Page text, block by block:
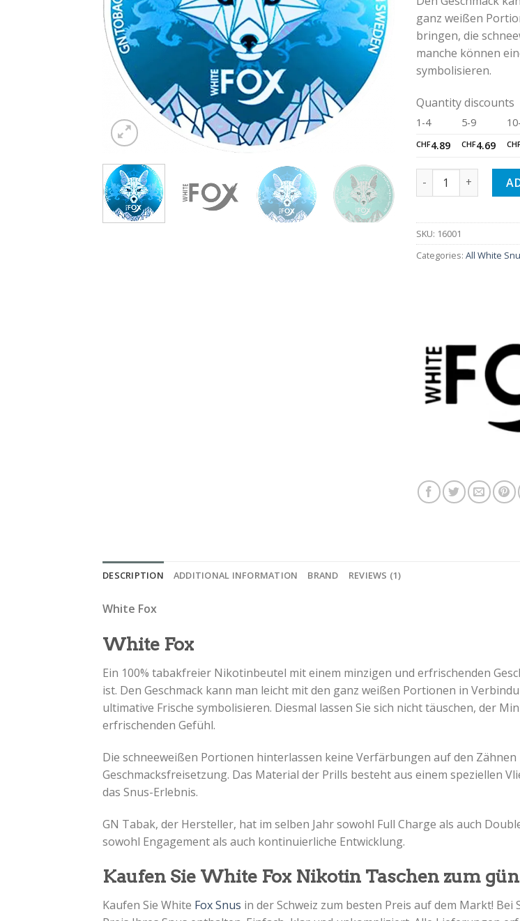
ganz weißen
bringen, die
manche können
symbolisieren.
Quantity discounts
1-4 5-9
CHF4.89 CHF4.69
White Fox quantity
SKU: 16001
Categories: All White
DESCRIPTION ADDITIONAL INFORMATION BRAND REVIEWS (1)
White Fox
White Fox
Ein 100% tabakfreier Nikotinbeutel mit einem minzigen und erfrischenden
ist. Den Geschmack kann man leicht mit den ganz weißen Portionen in
ultimative Frische symbolisieren. Diesmal lassen Sie sich nicht täuschen, der
erfrischenden Gefühl.
Die schneeweißen Portionen hinterlassen keine Verfärbungen auf den
Geschmacksfreisetzung. Das Material der Prills besteht aus einem speziellen
das Snus-Erlebnis.
GN Tabak, der Hersteller, hat im selben Jahr sowohl Full Charge als auch
sowohl Engagement als auch kontinuierliche Entwicklung.
Kaufen Sie White Fox Nikotin Taschen zum
Kaufen Sie White Fox Snus in der Schweiz zum besten Preis auf dem Markt!